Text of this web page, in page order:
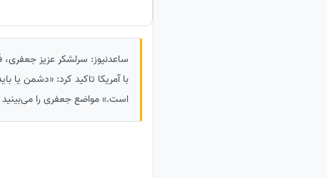
ساعدنیوز: سرلشکر عزیز جعفری،
با آمریکا تاکید کرد: «دشمن یا
است.» مواضع جعفری را